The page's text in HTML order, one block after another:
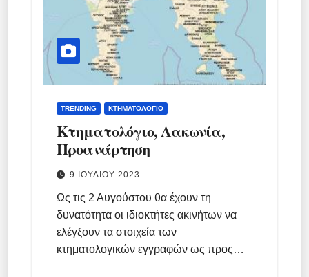
TRENDING ΚΤΗΜΑΤΟΛΌΓΙΟ
Κτηματολόγιο, Λακωνία,
Προανάρτηση
9 ΙΟΥΛΊΟΥ 2023
Ως τις 2 Αυγούστου θα έχουν τη
δυνατότητα οι ιδιοκτήτες ακινήτων να
ελέγξουν τα στοιχεία των
κτηματολογικών εγγραφών ως προς…